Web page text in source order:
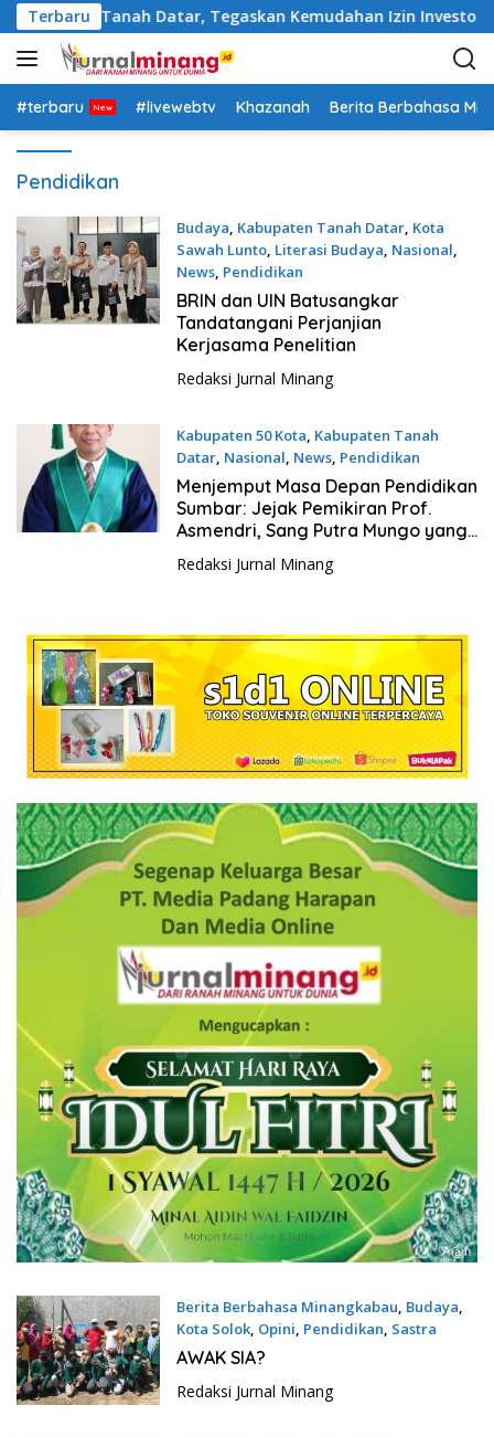
a
g
u
TerbaruTanah Datar, Tegaskan Kemudahan Izin Investor
#terbaru #livewebtv Khazanah Berita Berbahasa
Pendidikan
Budaya, Kabupaten Tanah Datar, Kota
Sawah Lunto, Literasi Budaya, Nasional,
News, Pendidikan
14 Juli 2026
BRIN dan UIN Batusangkar
Tandatangani Perjanjian
Kerjasama Penelitian
Redaksi Jurnal Minang
Kabupaten 50 Kota, Kabupaten Tanah
Datar, Nasional, News, Pendidikan
13 Juli 2026
Menjemput Masa Depan Pendidikan
Sumbar: Jejak Pemikiran Prof.
Asmendri, Sang Putra Mungo yang
Meraih Puncak Akademik
Redaksi Jurnal Minang
Berita Berbahasa Minangkabau, Budaya,
Kota Solok, Opini, Pendidikan, Sastra
12 Juli 2026
AWAK SIA?
Redaksi Jurnal Minang